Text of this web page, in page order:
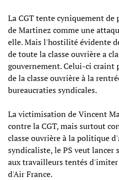
La CGT tente cyniquement
de Martinez comme une
elle. Mais l'hostilité évidente
de toute la classe ouvrière a
gouvernement. Celui-ci
de la classe ouvrière à la
bureaucraties syndicales.
La victimisation de Vincent
contre la CGT, mais surtout
classe ouvrière à la politique
syndicaliste, le PS veut
aux travailleurs tentés
d'Air France.